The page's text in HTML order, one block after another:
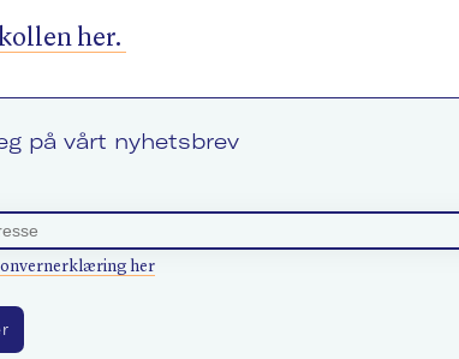
her.
på vårt nyhetsbrev
her